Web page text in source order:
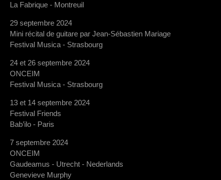
La Fabrique - Montreuil
29 septembre 2024
Mini récital de guitare par Jean-Sébastien Mariage
Festival Musica - Strasbourg
24 et 26 septembre 2024
ONCEIM
Festival Musica - Strasbourg
13 et 14 septembre 2024
Festival Friends
Bab’ilo - Paris
7 septembre 2024
ONCEIM
Gaudeamus - Utrecht - Nederlands
Genevieve Murphy